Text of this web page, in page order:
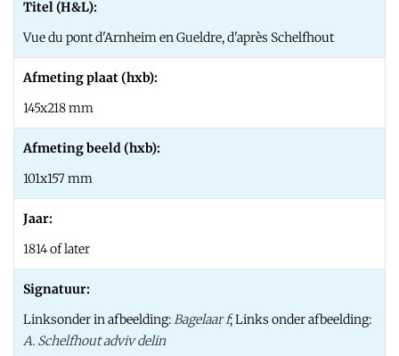
Titel (H&L):
Vue du pont d'Arnheim en Gueldre, d'après Schelfhout
Afmeting plaat (hxb):
145x218 mm
Afmeting beeld (hxb):
101x157 mm
Jaar:
1814 of later
Signatuur:
Linksonder in afbeelding:Bagelaar f; Links onder afbeelding:
A. Schelfhout adviv delin